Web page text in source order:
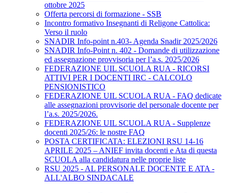
ottobre 2025
Offerta percorsi di formazione - SSB
Incontro formativo Insegnanti di Religone Cattolica:
Verso il ruolo
SNADIR Info-point n.403- Agenda Snadir 2025/2026
SNADIR Info-Point n. 402 - Domande di utilizzazione
ed assegnazione provvisoria per l’a.s. 2025/2026
FEDERAZIONE UIL SCUOLA RUA - RICORSI
ATTIVI PER I DOCENTI IRC - CALCOLO
PENSIONISTICO
FEDERAZIONE UIL SCUOLA RUA - FAQ dedicate
alle assegnazioni provvisorie del personale docente per
l’a.s. 2025/2026.
FEDERAZIONE UIL SCUOLA RUA - Supplenze
docenti 2025/26: le nostre FAQ
POSTA CERTIFICATA: ELEZIONI RSU 14-16
APRILE 2025 – ANIEF invita docenti e Ata di questa
SCUOLA alla candidatura nelle proprie liste
RSU 2025 - AL PERSONALE DOCENTE E ATA -
ALL'ALBO SINDACALE